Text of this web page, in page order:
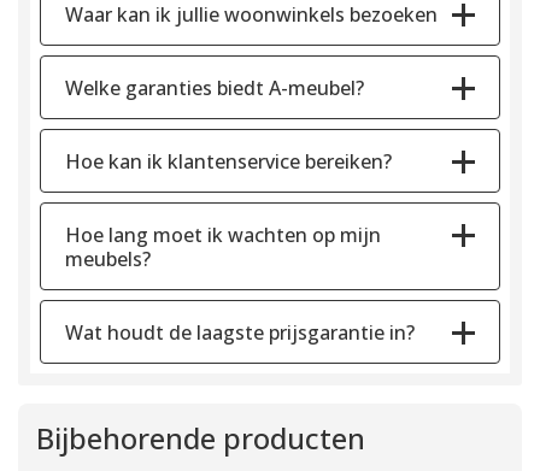
Waar kan ik jullie woonwinkels bezoeken
Welke garanties biedt A-meubel?
Hoe kan ik klantenservice bereiken?
Hoe lang moet ik wachten op mijn
meubels?
Wat houdt de laagste prijsgarantie in?
Bijbehorende producten